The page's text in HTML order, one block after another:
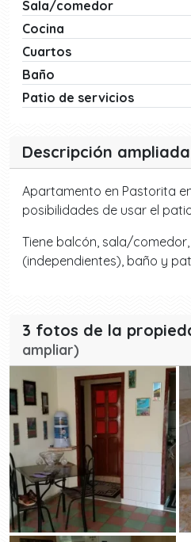
Sala/comedor
Cocina
Cuartos
Baño
Patio de servicios
Descripción ampliada
Apartamento en Pastorita
posibilidades de usar el
Tiene balcón, sala/
(independientes), baño y
3 fotos de la
ampliar)